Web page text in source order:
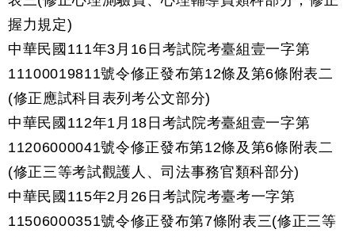
握力規定)
中華民國111年3月16日考試院考臺組壹一字第
11100019811號令修正發布第12條及第6條附表二
(修正應試科目表列考公文部分)
中華民國112年1月18日考試院考臺組壹一字第
11206000041號令修正發布第12條及第6條附表二
(修正三等考試觀護人、司法事務官類科部分)
中華民國115年2月26日考試院考臺考一字第
11506000351號令修正發布第7條附表三(修正三等